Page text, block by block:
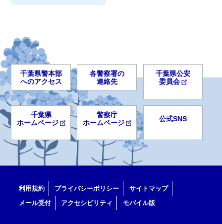
千葉県警本部
へのアクセス
各警察署の
連絡先
千葉県公安
委員会
千葉県
ホームページ
警察庁
ホームページ
公式SNS
利用規約 プライバシーポリシー
サイトマップ
メール受付
アクセシビリティ モバイル版